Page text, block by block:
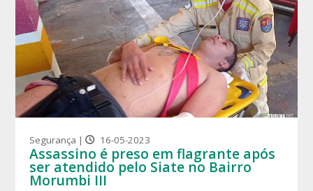
Segurança | 16-05-2023
Assassino é preso em flagrante após
ser atendido pelo Siate no Bairro
Morumbi III